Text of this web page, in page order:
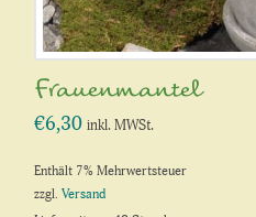
Frauenmantel
€6,30 inkl. MWSt.
Enthält 7% Mehrwertsteuer
zzgl.Versand